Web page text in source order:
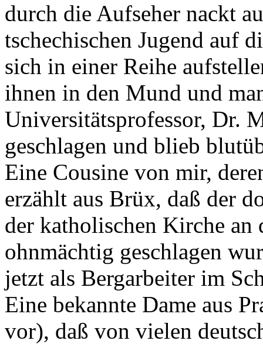
durch die Aufseher nackt
tschechischen Jugend auf
sich in einer Reihe
ihnen in den Mund und
Universitätsprofessor, Dr.
geschlagen und blieb
Eine Cousine von mir,
erzählt aus Brüx, daß der
der katholischen Kirche an
ohnmächtig geschlagen
jetzt als Bergarbeiter im
Eine bekannte Dame aus
vor), daß von vielen